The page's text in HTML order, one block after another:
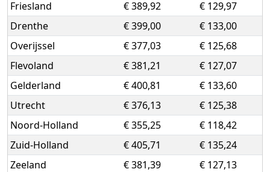
Friesland
€ 389,92
€ 129,97
Drenthe
€ 399,00
€ 133,00
Overijssel
€ 377,03
€ 125,68
Flevoland
€ 381,21
€ 127,07
Gelderland
€ 400,81
€ 133,60
Utrecht
€ 376,13
€ 125,38
Noord-Holland
€ 355,25
€ 118,42
Zuid-Holland
€ 405,71
€ 135,24
Zeeland
€ 381,39
€ 127,13